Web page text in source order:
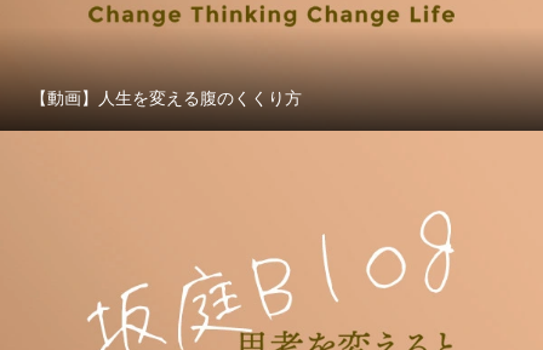
【動画】人生を変える腹のくくり方